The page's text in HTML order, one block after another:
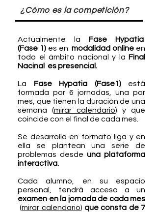
¿Cómo es la competición?
Actualmente la Fase Hypatia
(Fase 1)es enmodalidad online en
todo el ámbito nacional y la Final
Nacinal es presencial.
La Fase Hypatia (Fase1)está
formada por 6 jornadas, una por
mes, que tienen la duración de una
semana (mirar calendario) y que
coincide con el final de cada mes.
Se desarrolla en formato liga y en
ella se plantean una serie de
problemas desde una plataforma
interactiva.
Cada alumno, en su espacio
personal, tendrá acceso a un
examen en la jornada de cada mes
(mirar calendario)que consta de 7